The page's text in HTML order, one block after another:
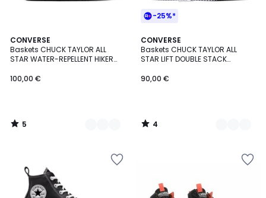
CONVERSE
Baskets CHUCK TAYLOR ALL
STAR WATER-REPELLENT HIKER
100,00 €
5
/
5
3
Couleurs
5
/
-25%*
CONVERSE
Baskets CHUCK TAYLOR ALL
STAR LIFT DOUBLE STACK
90,00 €
4
/
5
2
Couleurs
4
/